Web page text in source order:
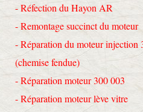
- Réfection du Hayon AR
- Remontage succinct du moteur
- Réparation du moteur injection
(chemise fendue)
- Réparation moteur 300 003
- Réparation moteur lève vitre